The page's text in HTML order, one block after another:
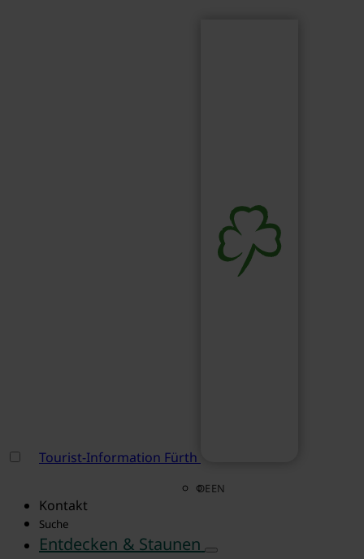
Tourist-Information Fürth
DEEN
Kontakt
Suche
Entdecken & Staunen